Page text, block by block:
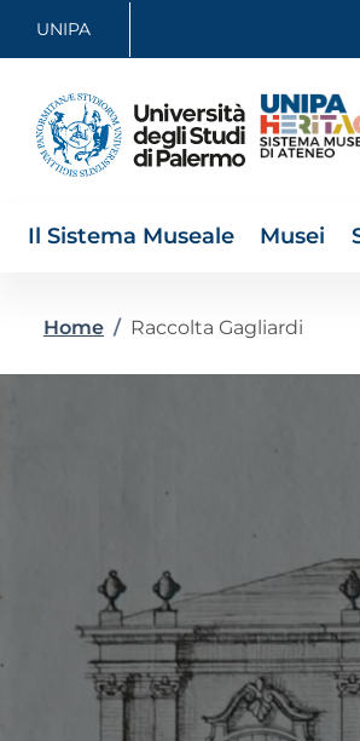
UNIPA
Il Sistema Museale Musei
Briciole di
Home / Raccolta Gagliardi